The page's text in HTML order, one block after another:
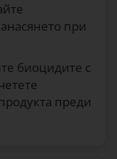
при
биоцидите с
преди